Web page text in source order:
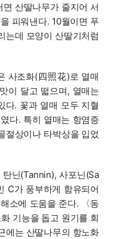
산딸나무가 줄지어 서
피워낸다. 10월이면 푸
는데 모양이 산딸기처럼
사조화(四照花)로 열매
이 달고 떫으며, 열매는
다. 꽃과 열매 모두 지혈
다. 특히 열매는 항염증
절상이나 타박상을 입었
닌(Tannin), 사포닌(Sa
C가 풍부하게 함유되어
소에 도움을 준다. 〈동
기능을 돕고 원기를 회
에는 산딸나무의 항노화